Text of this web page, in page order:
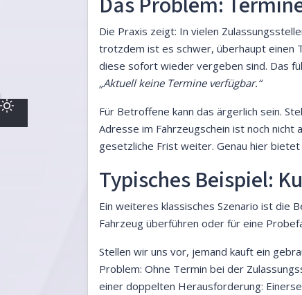
Die Praxis zeigt: In vielen
trotzdem ist es schwer, überhaupt einen
diese sofort wieder vergeben sind. Das
„Aktuell keine Termine verfügbar.“
Für Betroffene kann das ärgerlich sein.
Adresse im Fahrzeugschein ist noch
gesetzliche Frist weiter. Genau hier bietet
Typisches Beispiel:
Ein weiteres klassisches Szenario ist die
Fahrzeug überführen oder für eine
Stellen wir uns vor, jemand kauft ein
Problem: Ohne Termin bei der
einer doppelten Herausforderung: